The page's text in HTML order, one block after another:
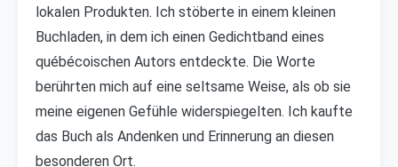
lokalen Produkten. Ich stöberte in einem kleinen
Buchladen, in dem ich einen Gedichtband eines
québécoischen Autors entdeckte. Die Worte
berührten mich auf eine seltsame Weise, als ob sie
meine eigenen Gefühle widerspiegelten. Ich kaufte
das Buch als Andenken und Erinnerung an diesen
besonderen Ort.